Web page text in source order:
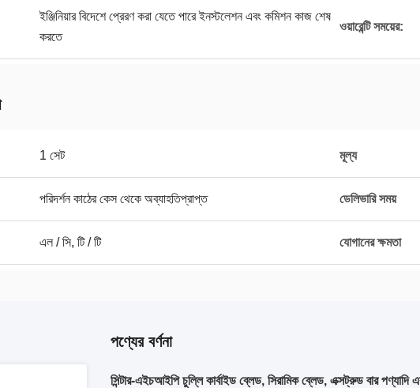
ইঞ্জিনিয়ার বিদেশে প্রেরণ করা যেতে পারে ইনস্টলেশন এবং কমিশন কাজ শেষ
করতে
ওয়ারেন্টি সময়ের:
1 সেট মূল্য
পরিদর্শন কাঠের কেস থেকে অব্যাহতিপ্রাপ্ত ডেলিভারি সময়
এল / সি, টি / টি যোগানের ক্ষমতা
পণ্যের বর্ণনা
সিন্টার-এইচআইপি চুল্লি কার্বাইড ব্লেড, সিরামিক ব্লেড, এক্সট্রুড বার